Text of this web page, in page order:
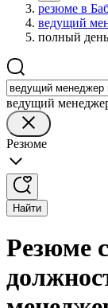
резюме в
ведущий
полный день
ведущий
Резюме
Найти
Резюме